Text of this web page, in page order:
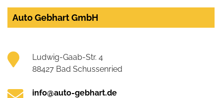
Auto Gebhart GmbH
Ludwig-Gaab-Str. 4
88427 Bad Schussenried
info@auto-gebhart.de